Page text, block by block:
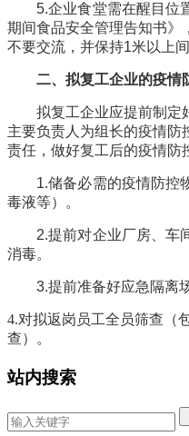
5.企业食堂需在醒目位
期间食品安全管理告知书》
不要交流，并保持1米以上间
二、拟复工企业的疫情
拟复工企业应提前制定
主要负责人为组长的疫情防
责任，做好复工后的疫情防
1.储备必需的疫情防控
毒液等）。
2.提前对企业厂房、车
消毒。
3.提前准备好应急隔离
4.对拟返岗员工全员筛查（
查）。
站内搜索